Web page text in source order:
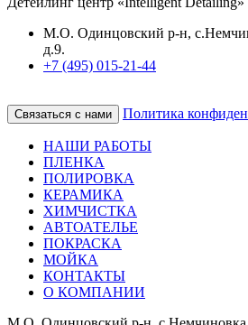
М.О. Одинцовский р-н,
д.9.
+7 (495) 015-21-44
Связаться с нами Политика
НАШИ РАБОТЫ
ПЛЕНКА
ПОЛИРОВКА
КЕРАМИКА
ХИМЧИСТКА
АВТОАТЕЛЬЕ
ПОКРАСКА
МОЙКА
КОНТАКТЫ
О КОМПАНИИ